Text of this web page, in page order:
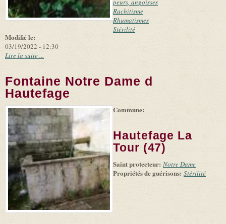
Modifié le:
03/19/2022 - 12:30
peurs, angoisses
Rachitisme
Rhumatismes
Stérilité
Lire la suite ...
Fontaine Notre Dame d
Hautefage
-
Leaflet (link is
|
Tiles
external)
Microsoft
suppliers
Commune:
Hautefage La
Tour (47)
Saint protecteur: Notre Dame
Propriétés de guérisons: Stérilité